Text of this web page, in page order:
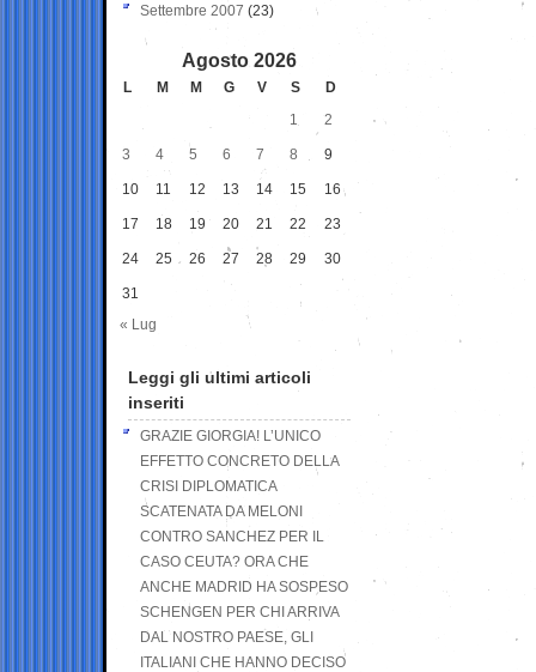
Settembre 2007 (23)
Agosto 2026
L M M G V S
D
1
2
3 4 5 6 7 8 9
10 11 12 13 14 15 16
17 18 19 20 21 22 23
24 25 26 27 28 29 30
31
« Lug
Leggi gli ultimi articoli
inseriti
GRAZIE GIORGIA! L’UNICO
EFFETTO CONCRETO DELLA
CRISI DIPLOMATICA
SCATENATA DA MELONI
CONTRO SANCHEZ PER IL
CASO CEUTA? ORA CHE
ANCHE MADRID HA SOSPESO
SCHENGEN PER CHI ARRIVA
DAL NOSTRO PAESE, GLI
ITALIANI CHE HANNO DECISO